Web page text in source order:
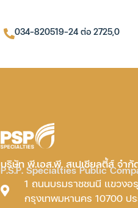
034-820519-24 ต่อ 2725,0
บริษัท พี.เอส.พี. สเปเชียลตี้ส์ จำกั
P.S.P. Specialties Public
1 ถนนบรมราชชนนี แขวง
กรุงเทพมหานคร 10700 ปร